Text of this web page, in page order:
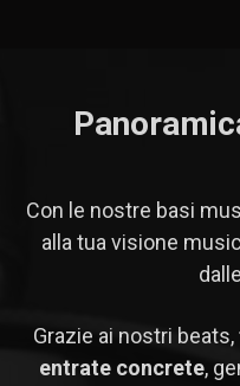
Con le nostre basi
alla tua visione
Grazie ai nostri beats,
entrate concrete,